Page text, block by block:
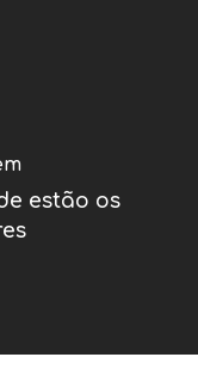
estão os